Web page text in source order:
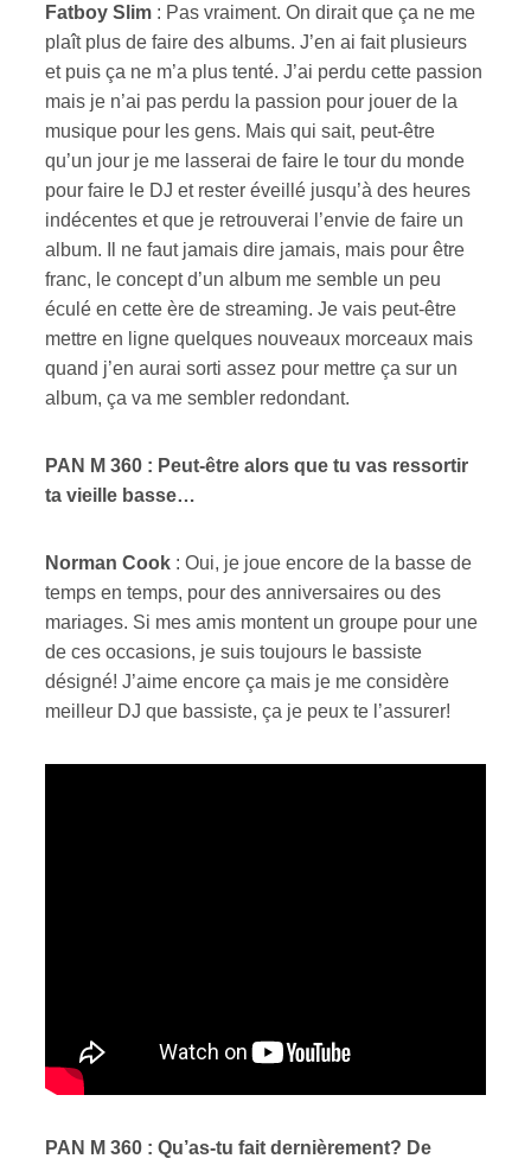
Fatboy Slim : Pas vraiment. On dirait que ça ne me
plaît plus de faire des albums. J’en ai fait plusieurs
et puis ça ne m’a plus tenté. J’ai perdu cette passion
mais je n’ai pas perdu la passion pour jouer de la
musique pour les gens. Mais qui sait, peut-être
qu’un jour je me lasserai de faire le tour du monde
pour faire le DJ et rester éveillé jusqu’à des heures
indécentes et que je retrouverai l’envie de faire un
album. Il ne faut jamais dire jamais, mais pour être
franc, le concept d’un album me semble un peu
éculé en cette ère de streaming. Je vais peut-être
mettre en ligne quelques nouveaux morceaux mais
quand j’en aurai sorti assez pour mettre ça sur un
album, ça va me sembler redondant.
PAN M 360 : Peut-être alors que tu vas ressortir
ta vieille basse…
Norman Cook : Oui, je joue encore de la basse de
temps en temps, pour des anniversaires ou des
mariages. Si mes amis montent un groupe pour une
de ces occasions, je suis toujours le bassiste
désigné! J’aime encore ça mais je me considère
meilleur DJ que bassiste, ça je peux te l’assurer!
PAN M 360 : Qu’as-tu fait dernièrement? De